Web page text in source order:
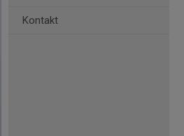
Kontakt